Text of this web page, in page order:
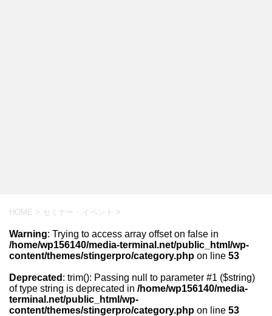
HOME > セミナー・イベント >
Warning: Trying to access array offset on false in
/home/wp156140/media-terminal.net/public_html/wp-
content/themes/stingerpro/category.php on line 53
Deprecated : trim(): Passing null to parameter #1 ($string)
of type string is deprecated in /home/wp156140/media-
terminal.net/public_html/wp-
content/themes/stingerpro/category.php on line 53